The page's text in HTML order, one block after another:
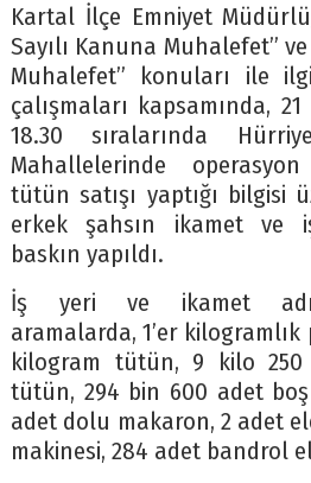
Kartal İlçe Emniyet
Sayılı Kanuna Muhalefet” ve
Muhalefet” konuları ile
çalışmaları kapsamında,
18.30 sıralarında
Mahallelerinde
tütün satışı yaptığı bilgisi
erkek şahsın ikamet ve
baskın yapıldı.
İş yeri ve ikamet
aramalarda, 1’er
kilogram tütün, 9 kilo 250
tütün, 294 bin 600 adet
adet dolu makaron, 2 adet
makinesi, 284 adet bandrol